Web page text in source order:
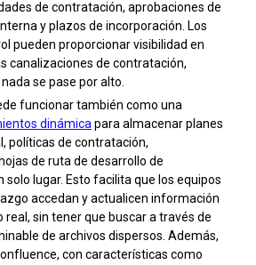
de contratación, aprobaciones de
y plazos de incorporación. Los
pueden proporcionar visibilidad en
canalizaciones de contratación,
se pase por alto.
funcionar también como una
dinámica para almacenar planes
políticas de contratación,
de ruta de desarrollo de
solo lugar. Esto facilita que los equipos
accedan y actualicen información
real, sin tener que buscar a través de
de archivos dispersos. Además,
con características como